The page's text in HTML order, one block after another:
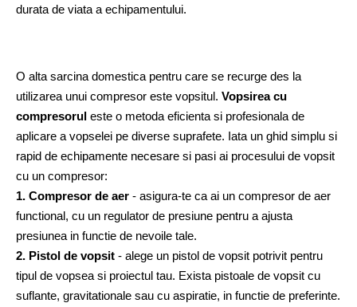
durata de viata a echipamentului.
O alta sarcina domestica pentru care se recurge des la
utilizarea unui compresor este vopsitul. Vopsirea cu
compresorul este o metoda eficienta si profesionala de
aplicare a vopselei pe diverse suprafete. Iata un ghid simplu si
rapid de echipamente necesare si pasi ai procesului de vopsit
cu un compresor:
1. Compresor de aer - asigura-te ca ai un compresor de aer
functional, cu un regulator de presiune pentru a ajusta
presiunea in functie de nevoile tale.
2. Pistol de vopsit - alege un pistol de vopsit potrivit pentru
tipul de vopsea si proiectul tau. Exista pistoale de vopsit cu
suflante, gravitationale sau cu aspiratie, in functie de preferinte.